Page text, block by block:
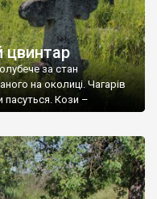
цвинтар
за стан
на околиці. Чагарів
пасуться. Кози –
старих кладовищ,
бо то улюблений
ціла колекція
невелике, […]